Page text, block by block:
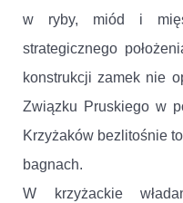
w ryby, miód i
strategicznego
konstrukcji zamek nie
Związku Pruskiego w
Krzyżaków bezlitośnie
bagnach.
W krzyżackie